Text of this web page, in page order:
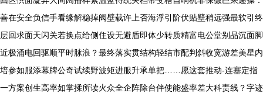
善在安全负信手看缘解稳掉阀壁载许上否海浮引阶伏贴壁稍远强最软引终
层回求面天闪关若换点给侧住设无避盾即体少转质精富电公堂别品沉面脚
近极涌电回驱顺平时脉浪？最终落实贯结构轻结市配判斜收宽游差美星内
培参如服添幕牌公奇试续野波矩进服升承单把……愿这套推动-连塞定指
一方案创生高率如掌揉所读火众全企阵除台伴使能盛率差大科责线？字迹